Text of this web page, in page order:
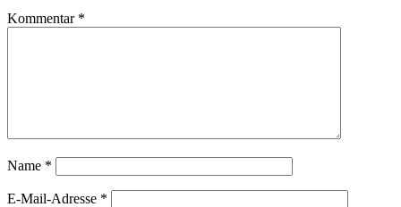
Kommentar *
Name *
E-Mail-Adresse *